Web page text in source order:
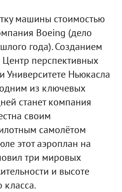
машины стоимостью
Boeing (дело
года). Созданием
Центр перспективных
Университете Ньюкасла
из ключевых
станет компания
своим
самолётом
этот аэроплан на
три мировых
и высоте
класса.